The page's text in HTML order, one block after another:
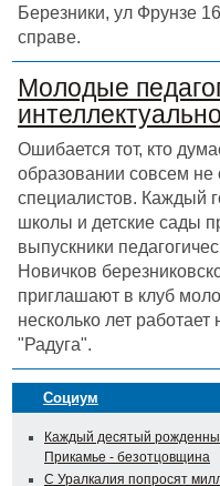
Березники, ул Фрунзе
справе.
Молодые
Ошибается тот, кто
образовании совсем
специалистов. Каждый
школы и детские сады
выпускники
Новичков
приглашают в клуб
несколько лет
"Радуга".
Социум
Каждый десятый
Прикамье - безотцовщина
С Уралкалия попросят